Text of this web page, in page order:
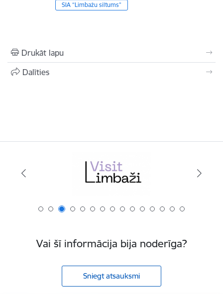
SIA “Limbažu siltums”
Drukāt lapu
Dalīties
Vai šī informācija bija noderīga?
Sniegt atsauksmi